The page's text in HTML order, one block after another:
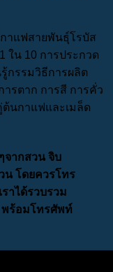
าแฟสายพันธุ์โรบัส
ใน 10 การประกวด
กรรมวิธีการผลิต
รตาก การสี การคั่ว
นกาแฟและเมล็ด
จากสวน จิบ
น โดยควรโทร
าได้รวบรวม
พร้อมโทรศัพท์